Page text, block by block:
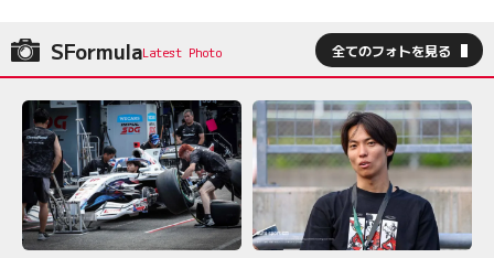
SFormula 全てのフォトを見る